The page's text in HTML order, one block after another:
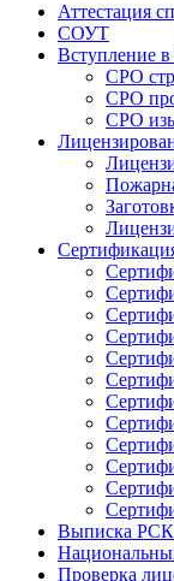
Аттестация
СОУТ
Вступление
СРО
СРО
СРО
Выписка
Проверка